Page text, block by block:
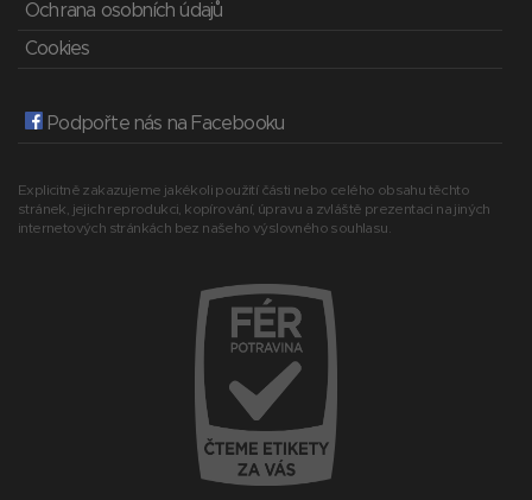
Ochrana osobních údajů
Cookies
Podpořte nás na Facebooku
Explicitně zakazujeme jakékoli použití části nebo celého obsahu těchto
stránek, jejich reprodukci, kopírování, úpravu a zvláště prezentaci na jiných
internetových stránkách bez našeho výslovného souhlasu.